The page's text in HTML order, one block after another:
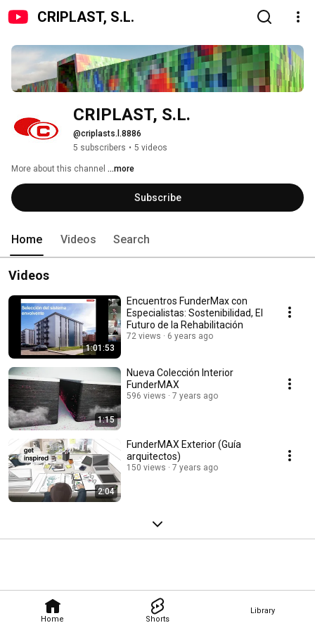
CRIPLAST, S.L.
Home Shorts
Library
CRIPLAST, S.L.
@criplasts.l.8886
5 subscribers • 5 videos
More about this channel ...more
Subscribe
Home Videos Search
Videos
1:01:53
Encuentros FunderMax con
Especialistas: Sostenibilidad, El
Futuro de la Rehabilitación
72 views 6 years ago
1:15
Nueva Colección Interior
FunderMAX
596 views 7 years ago
2:04
FunderMAX Exterior (Guía
arquitectos)
150 views 7 years ago